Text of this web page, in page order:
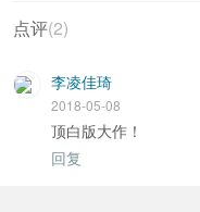
点评(2)
李凌佳琦
2018-05-08
顶白版大作！
回复